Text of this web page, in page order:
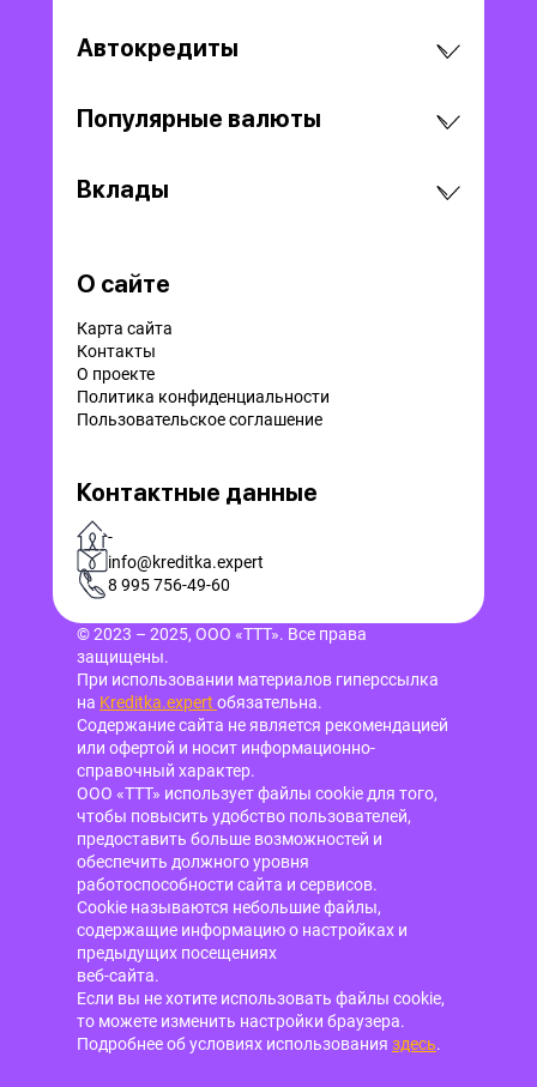
Автокредиты
Популярные валюты
Вклады
О сайте
Карта сайта
Контакты
О проекте
Политика конфиденциальности
Пользовательское соглашение
Контактные данные
-
info@kreditka.expert
8 995 756-49-60
© 2023 – 2025, ООО «ТТТ». Все права
защищены.
При использовании материалов гиперссылка
на Kreditka.expert обязательна.
Содержание сайта не является рекомендацией
или офертой и носит информационно-
справочный характер.
ООО «ТТТ» использует файлы cookie для того,
чтобы повысить удобство пользователей,
предоставить больше возможностей и
обеспечить должного уровня
работоспособности сайта и сервисов.
Cookie называются небольшие файлы,
содержащие информацию о настройках и
предыдущих посещениях
веб-сайта.
Если вы не хотите использовать файлы cookie,
то можете изменить настройки браузера.
Подробнее об условиях использования здесь.